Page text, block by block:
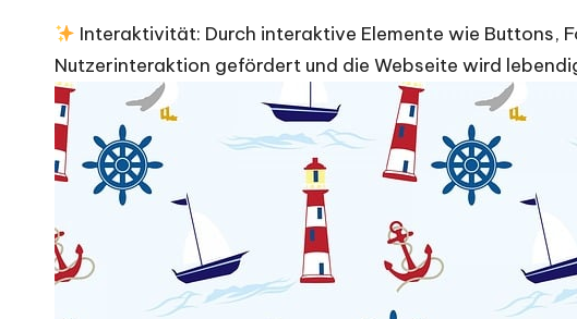
Interaktivität: Durch interaktive Elemente wie Buttons,
Nutzerinteraktion gefördert und die Webseite wird